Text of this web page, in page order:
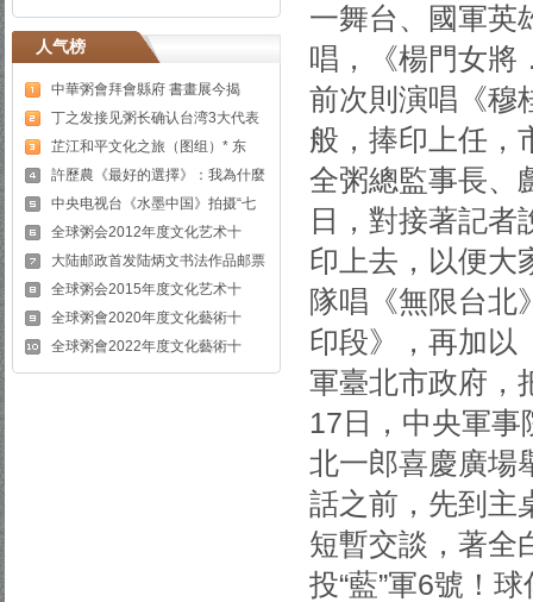
人气榜
中華粥會拜會縣府 書畫展今揭
丁之发接见粥长确认台湾3大代表
芷江和平文化之旅（图组）* 东
許歷農《最好的選擇》：我為什麼
中央电视台《水墨中国》拍摄“七
全球粥会2012年度文化艺术十
大陆邮政首发陆炳文书法作品邮票
全球粥会2015年度文化艺术十
全球粥會2020年度文化藝術十
全球粥會2022年度文化藝術十
一舞台、國軍英
唱，《楊門女將
前次則演唱《穆
般，捧印上任，
全粥總監事長、
日，對接著記者
印上去，以便大
隊唱《無限台北
印段》，再加以
軍臺北市政府，
17日，中央軍
北一郎喜慶廣場
話之前，先到主
短暫交談，著全
投“藍”軍6號！